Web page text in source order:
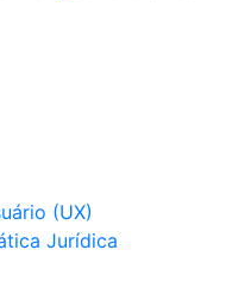
(UX)
Jurídica